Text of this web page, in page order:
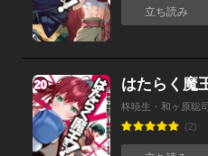
立ち読み
はたらく魔
柊暁生・和ヶ原聡
(2)